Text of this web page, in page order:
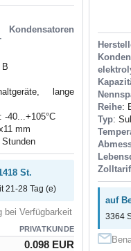
Kondensatoren
В
lange
: -40...+105°C
mm
Stunden
St.
21-28 Tag (e)
bei Verfügbarkeit
PRIVATKUNDE
0.098 EUR
Reihe:
Typ:
auf
3364